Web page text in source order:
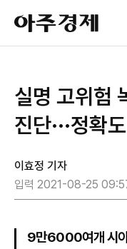
아
주
경
실명 고위험
진단···정확
이효정 기자
입력 2021-08-25
9만6000여개 시야